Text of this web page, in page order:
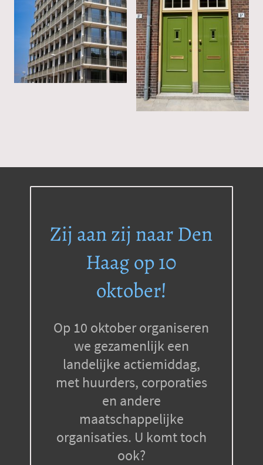
Zij aan zij naar Den
Haag op 10
oktober!
Op 10 oktober organiseren
we gezamenlijk een
landelijke actiemiddag,
met huurders, corporaties
en andere
maatschappelijke
organisaties. U komt toch
ook?